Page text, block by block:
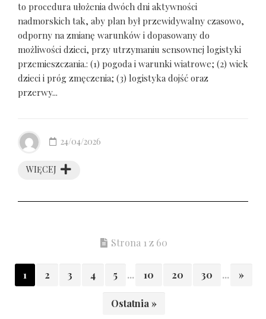
to procedura ułożenia dwóch dni aktywności
nadmorskich tak, aby plan był przewidywalny czasowo,
odporny na zmianę warunków i dopasowany do
możliwości dzieci, przy utrzymaniu sensownej logistyki
przemieszczania.: (1) pogoda i warunki wiatrowe; (2) wiek
dzieci i próg zmęczenia; (3) logistyka dojść oraz
przerwy...
WIĘCEJ
24/04/2026
Strona 1 z 60
1 2 3 4 5 ... 10 20 30 ... »
Ostatnia »